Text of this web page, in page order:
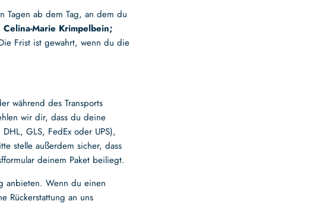
Tagen ab dem Tag, an dem du
Marie Krimpelbein;
Frist ist gewahrt, wenn du die
während des Transports
wir dir, dass du deine
GLS, FedEx oder UPS),
stelle außerdem sicher, dass
deinem Paket beiliegt.
anbieten. Wenn du einen
Rückerstattung an uns